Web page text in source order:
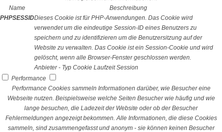
Name
Beschreibung
PHPSESSIDDieses Cookie ist für PHP-Anwendungen. Das Cookie wird
verwendet um die eindeutige Session-ID eines Benutzers zu
speichern und zu identifizieren um die Benutzersitzung auf der
Website zu verwalten. Das Cookie ist ein Session-Cookie und wird
gelöscht, wenn alle Browser-Fenster geschlossen werden.
Anbieter - Typ Cookie Laufzeit Session
Performance
Performance Cookies sammeln Informationen darüber, wie Besucher eine
Webseite nutzen. Beispielsweise welche Seiten Besucher wie häufig und wie
lange besuchen, die Ladezeit der Website oder ob der Besucher
Fehlermeldungen angezeigt bekommen. Alle Informationen, die diese Cookies
sammeln, sind zusammengefasst und anonym - sie können keinen Besucher